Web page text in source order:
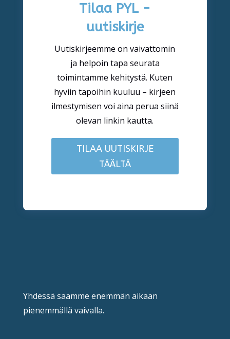
Tilaa PYL -
uutiskirje
Uutiskirjeemme on vaivattomin
ja helpoin tapa seurata
toimintamme kehitystä. Kuten
hyviin tapoihin kuuluu – kirjeen
ilmestymisen voi aina perua siinä
olevan linkin kautta.
TILAA UUTISKIRJE
TÄÄLTÄ
Yhdessä saamme enemmän aikaan
pienemmällä vaivalla.